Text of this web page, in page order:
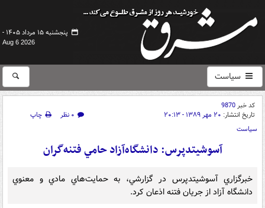
پنجشنبه ۱۵ مرداد ۱۴۰۵ -
Aug 6 2026
سیاست
کد خبر9870
تاریخ انتشار: ۲۰ مهر ۱۳۸۹ - ۲۰:۱۳ ۰ نظر
چاپ
سیاست
آسوشيتدپرس: دانشگاه‌آزاد حامي فتنه‌گران
خبرگزاري آسوشيتدپرس در گزارشي، به حمايت‌هاي مادي و معنوي
دانشگاه آزاد از جريان فتنه اذعان کرد.‏